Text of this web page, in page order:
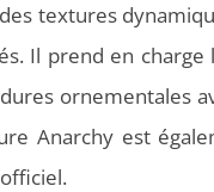
textures
Il prend en
ornementales
Anarchy est